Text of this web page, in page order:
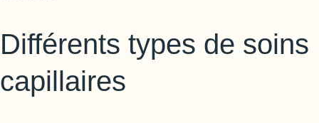
Différents types de soins
capillaires